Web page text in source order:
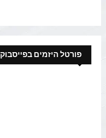
פורטל היזמים בפייסבוק